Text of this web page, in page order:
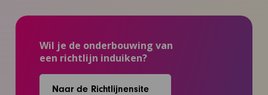
Wil je de onderbouwing van
een richtlijn induiken?
Naar de Richtlijnensite